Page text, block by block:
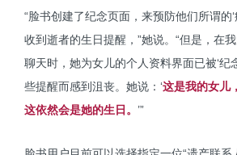
“脸书创建了纪念页面，来预防他们所谓的
收到逝者的生日提醒，”她说。“但是，在
聊天时，她为女儿的个人资料界面已被‘纪
些提醒而感到沮丧。她说：‘这是我的女儿
这依然会是她的生日。 ’”